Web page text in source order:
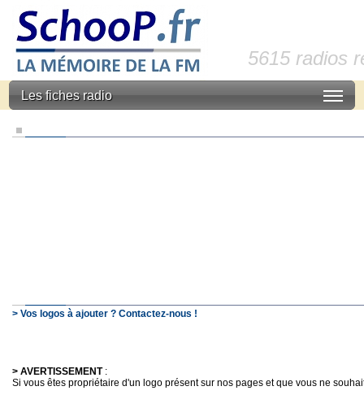
5615 radios
Les fiches radio
> Vos logos à ajouter ? Contactez-nous !
> AVERTISSEMENT:
Si vous êtes propriétaire d'un logo présent sur nos pages et que vous ne